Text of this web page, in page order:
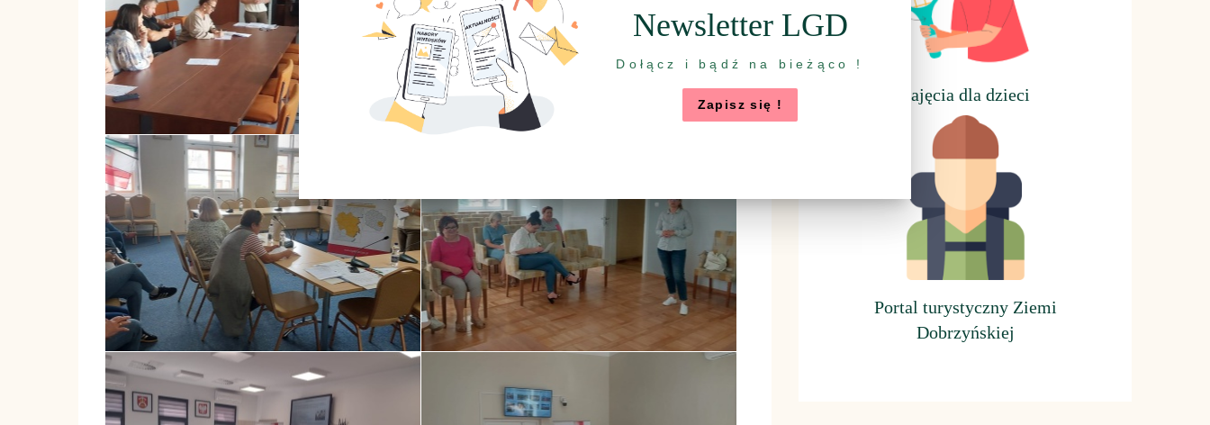
ajęcia dla dzieci
Portal turystyczny Ziemi
Dobrzyńskiej
Newsletter LGD
Dołącz i bądź na bieżąco !
Zapisz się !